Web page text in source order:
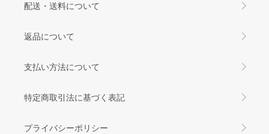
配送・送料について
返品について
支払い方法について
特定商取引法に基づく表記
プライバシーポリシー